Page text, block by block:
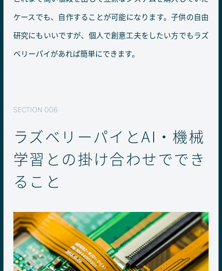
ケースでも、自作することが可能になります。子供の自由
研究にもいいですが、個人で創意工夫をしたい方でもラズ
ベリーパイがあれば簡単にできます。
ラズベリーパイとAI・機械
学習との掛け合わせででき
ること